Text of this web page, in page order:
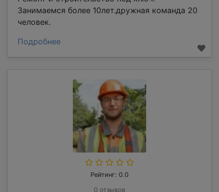
Занимаемся более 10лет.дружная команда 20
человек.
Подробнее
Рейтинг: 0.0
0 отзывов